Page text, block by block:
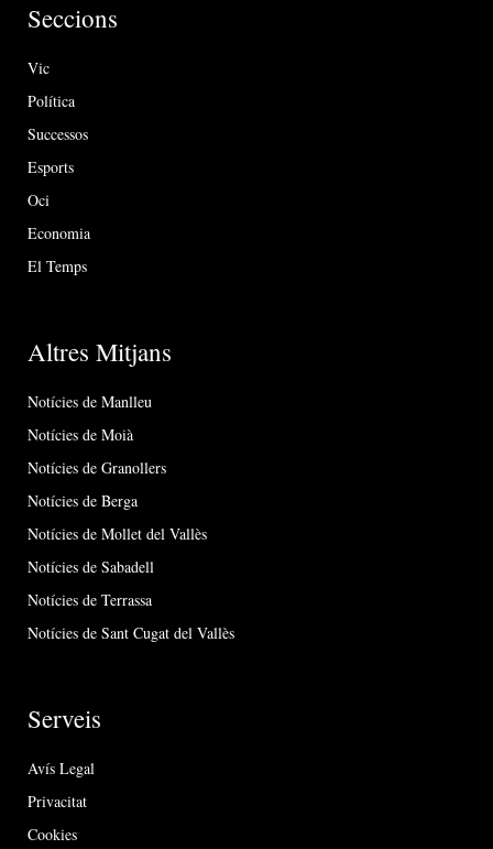
Seccions
Vic
Política
Successos
Esports
Oci
Economia
El Temps
Altres Mitjans
Notícies de Manlleu
Notícies de Moià
Notícies de Granollers
Notícies de Berga
Notícies de Mollet del Vallès
Notícies de Sabadell
Notícies de Terrassa
Notícies de Sant Cugat del Vallès
Serveis
Avís Legal
Privacitat
Cookies